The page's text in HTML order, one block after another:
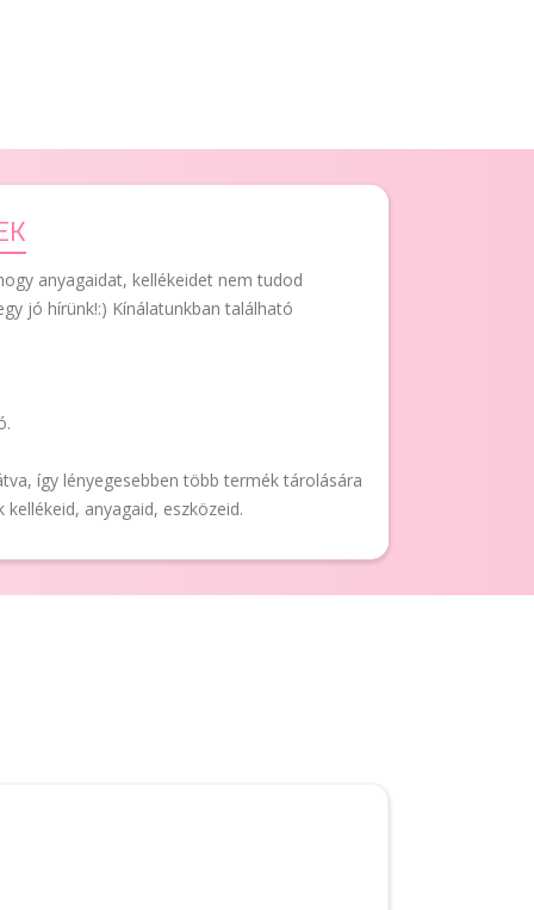
anyagaidat, kellékeidet nem tudod
jó hírünk!:) Kínálatunkban található
így lényegesebben több termék tárolására
anyagaid, eszközeid.